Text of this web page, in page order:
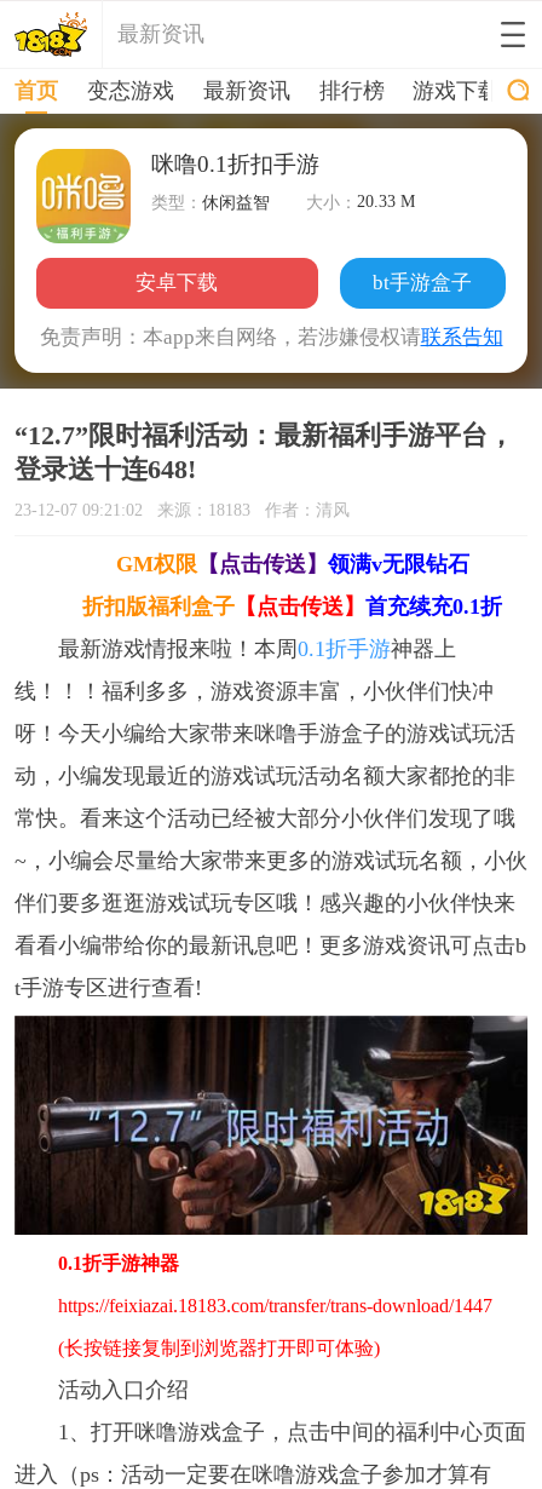
最新资讯
首页 变态游戏 最新资讯 排行榜 游戏下载
咪噜0.1折扣手游
类型：休闲益智 大小：20.33 M
安卓下载 bt手游盒子
免责声明：本app来自网络，若涉嫌侵权请联系告知
“12.7”限时福利活动：最新福利手游平台，
登录送十连648!
23-12-07 09:21:02 来源：18183 作者：清风
GM权限 【点击传送】 领满v无限钻石
折扣版福利盒子 【点击传送】首充续充0.1折
最新游戏情报来啦！本周0.1折手游神器上
线！！！福利多多，游戏资源丰富，小伙伴们快冲
呀！今天小编给大家带来咪噜手游盒子的游戏试玩活
动，小编发现最近的游戏试玩活动名额大家都抢的非
常快。看来这个活动已经被大部分小伙伴们发现了哦
~，小编会尽量给大家带来更多的游戏试玩名额，小伙
伴们要多逛逛游戏试玩专区哦！感兴趣的小伙伴快来
看看小编带给你的最新讯息吧！更多游戏资讯可点击b
t手游专区进行查看!
0.1折手游神器
https://feixiazai.18183.com/transfer/trans-download/1447
(长按链接复制到浏览器打开即可体验)
活动入口介绍
1、打开咪噜游戏盒子，点击中间的福利中心页面
进入（ps：活动一定要在咪噜游戏盒子参加才算有